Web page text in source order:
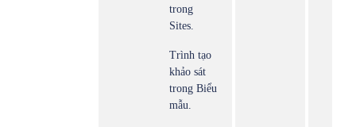
trong
Sites.
Trình tạo
khảo sát
trong Biểu
mẫu.